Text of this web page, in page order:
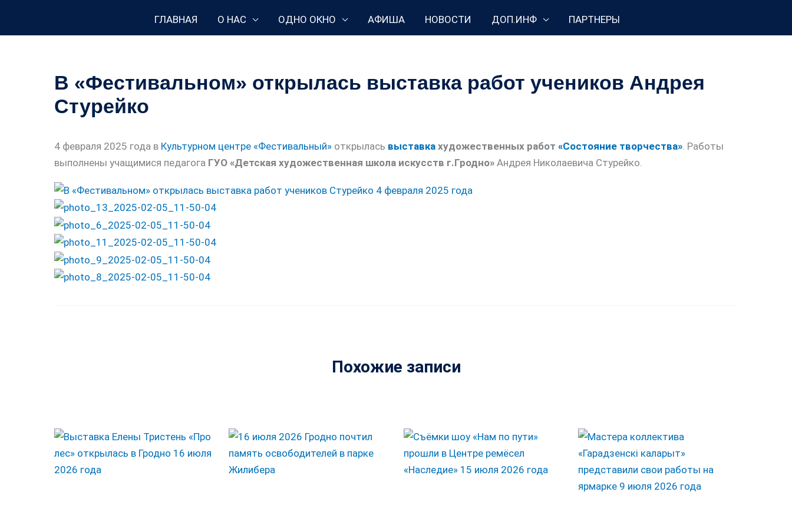
ГЛАВНАЯ О НАС ОДНО ОКНО АФИША НОВОСТИ ДОП.ИНФ ПАРТНЕРЫ
В «Фестивальном» открылась выставка работ учеников Андрея
Стурейко
4 февраля 2025 года в Культурном центре «Фестивальный» открылась выставка художественных работ «Состояние творчества». Работы
выполнены учащимися педагога ГУО «Детская художественная школа искусств г.Гродно» Андрея Николаевича Стурейко.
Похожие записи